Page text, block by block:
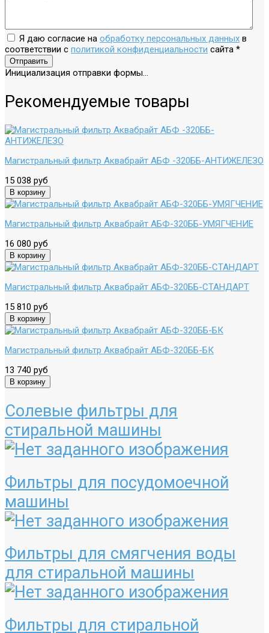
Я даю согласие на обработку персональных данных в
соответствии с политикой конфиденциальности сайта *
Отправить
Инициализация отправки формы...
Рекомендуемые товары
Магистральный фильтр Аквабрайт АБФ -320ББ-АНТИЖЕЛЕЗО
15 038 руб
Магистральный фильтр Аквабрайт АБФ-320ББ-УМЯГЧЕНИЕ
16 080 руб
Магистральный фильтр Аквабрайт АБФ-320ББ-СТАНДАРТ
15 810 руб
Магистральный фильтр Аквабрайт АБФ-320ББ-БК
13 740 руб
Солевые фильтры для
стиральной машины
Фильтры для посудомоечной
машины
Фильтры для смягчения воды
для стиральной машины
Фильтры для стиральной